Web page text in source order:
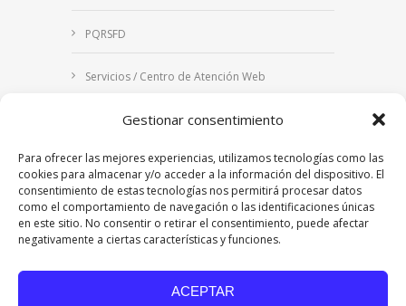
Gestionar consentimiento
Para ofrecer las mejores experiencias, utilizamos tecnologías como las
cookies para almacenar y/o acceder a la información del dispositivo. El
consentimiento de estas tecnologías nos permitirá procesar datos
como el comportamiento de navegación o las identificaciones únicas
en este sitio. No consentir o retirar el consentimiento, puede afectar
negativamente a ciertas características y funciones.
ACEPTAR
PQRSFD
Servicios / Centro de Atención Web
Correo Institucional
Notificaciones judiciales
| Personería Jurídica Resolución